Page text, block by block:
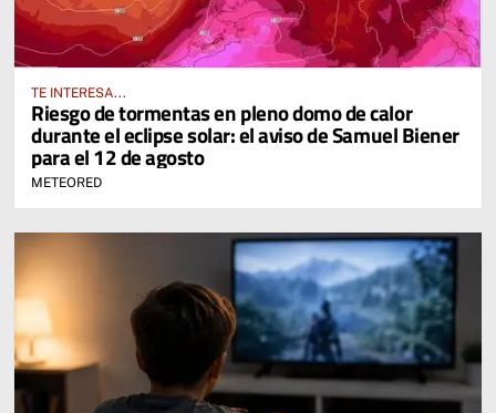
TE INTERESA...
Riesgo de tormentas en pleno domo de calor
durante el eclipse solar: el aviso de Samuel Biener
para el 12 de agosto
METEORED